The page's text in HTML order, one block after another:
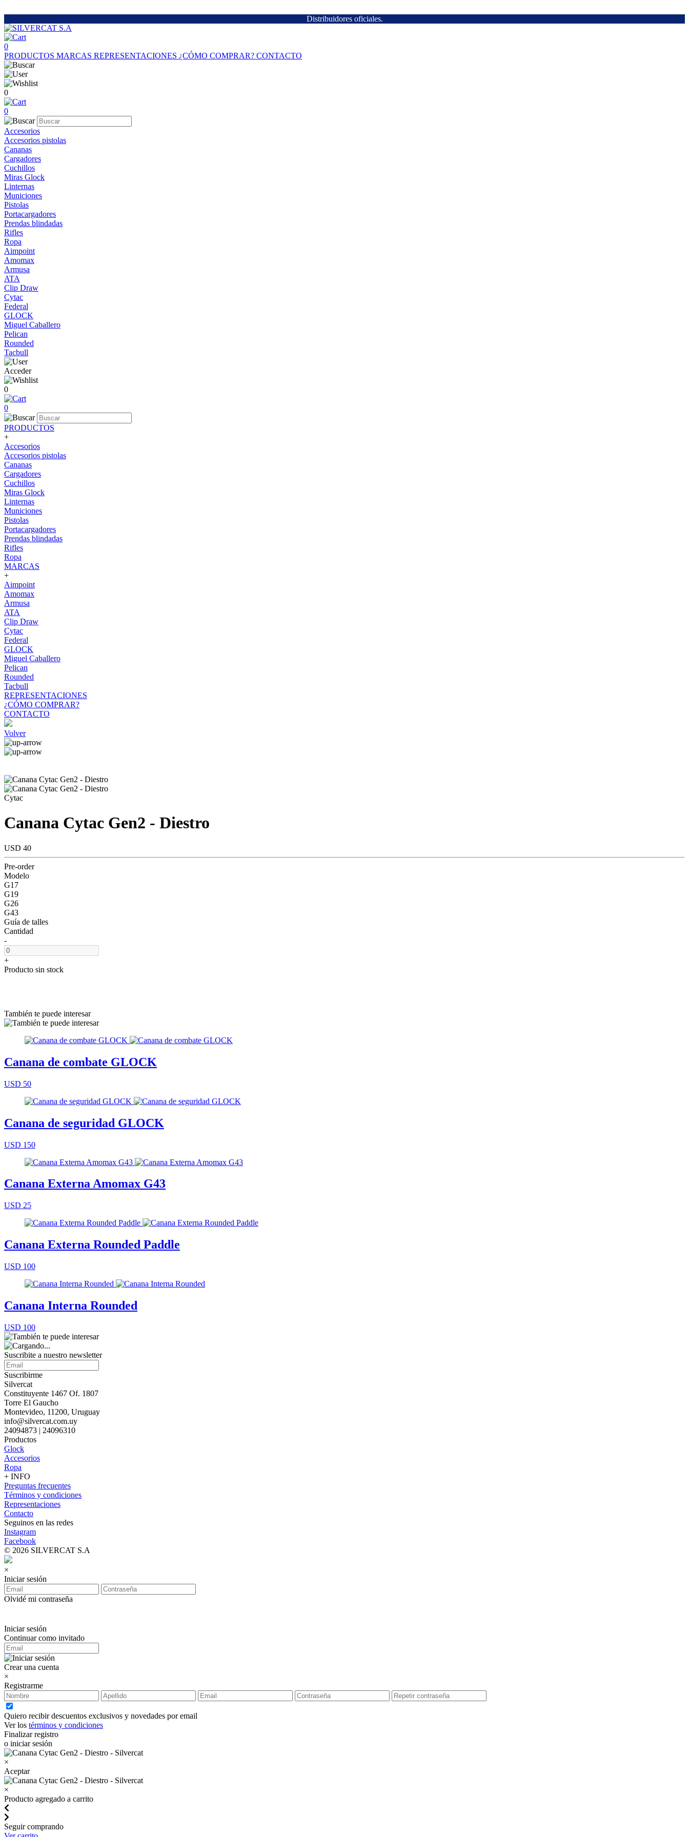
Distribuidores oficiales.
0
PRODUCTOS MARCAS REPRESENTACIONES ¿CÓMO COMPRAR? CONTACTO
0
0
Accesorios
Accesorios pistolas
Cananas
Cargadores
Cuchillos
Miras Glock
Linternas
Municiones
Pistolas
Portacargadores
Prendas blindadas
Rifles
Ropa
Aimpoint
Amomax
Armusa
ATA
Clip Draw
Cytac
Federal
GLOCK
Miguel Caballero
Pelican
Rounded
Tacbull
Acceder
0
0
PRODUCTOS
+
Accesorios
Accesorios pistolas
Cananas
Cargadores
Cuchillos
Miras Glock
Linternas
Municiones
Pistolas
Portacargadores
Prendas blindadas
Rifles
Ropa
MARCAS
+
Aimpoint
Amomax
Armusa
ATA
Clip Draw
Cytac
Federal
GLOCK
Miguel Caballero
Pelican
Rounded
Tacbull
REPRESENTACIONES
¿CÓMO COMPRAR?
CONTACTO
Volver
Cytac
Canana Cytac Gen2 - Diestro
USD 40
Pre-order
Modelo
G17
G19
G26
G43
Guía de talles
Cantidad
-
+
Producto sin stock
También te puede interesar
Canana de combate GLOCK
USD 50
Canana de seguridad GLOCK
USD 150
Canana Externa Amomax G43
USD 25
Canana Externa Rounded Paddle
USD 100
Canana Interna Rounded
USD 100
Suscribite a nuestro newsletter
Suscribirme
Silvercat
Constituyente 1467 Of. 1807
Torre El Gaucho
Montevideo, 11200, Uruguay
info@silvercat.com.uy
24094873 | 24096310
Productos
Glock
Accesorios
Ropa
+ INFO
Preguntas frecuentes
Términos y condiciones
Representaciones
Contacto
Seguinos en las redes
Instagram
Facebook
© 2026 SILVERCAT S.A
×
Iniciar sesión
Olvidé mi contraseña
Iniciar sesión
Continuar como invitado
Crear una cuenta
×
Registrarme
Quiero recibir descuentos exclusivos y novedades por email
Ver los términos y condiciones
Finalizar registro
o iniciar sesión
×
Aceptar
×
Producto agregado a carrito
Seguir comprando